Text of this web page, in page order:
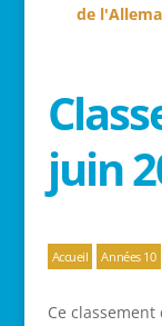
de
juin
Accueil Années 10
Ce